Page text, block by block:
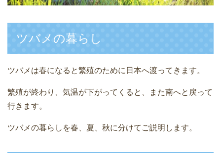
ツバメの暮らし
ツバメは春になると繁殖のために日本へ渡ってきます。
繁殖が終わり、気温が下がってくると、また南へと戻って
行きます。
ツバメの暮らしを春、夏、秋に分けてご説明します。